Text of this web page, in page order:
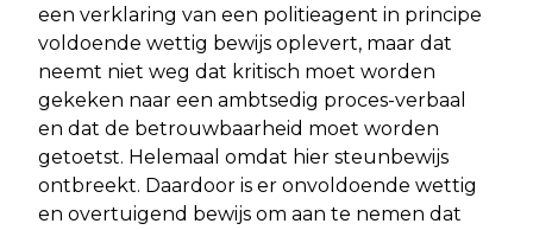
een verklaring van een politieagent in principe
voldoende wettig bewijs oplevert, maar dat
neemt niet weg dat kritisch moet worden
gekeken naar een ambtsedig proces-verbaal
en dat de betrouwbaarheid moet worden
getoetst. Helemaal omdat hier steunbewijs
ontbreekt. Daardoor is er onvoldoende wettig
en overtuigend bewijs om aan te nemen dat